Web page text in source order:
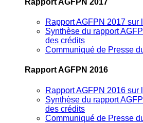
Rapport AGFPN 2017
Synthèse du rapport
des crédits
Communiqué de Presse
Rapport AGFPN 2016
Rapport AGFPN 2016
Synthèse du rapport
des crédits
Communiqué de Presse